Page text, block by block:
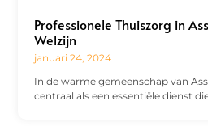
Professionele Thuiszorg in
Welzijn
januari 24, 2024
In de warme gemeenschap van
centraal als een essentiële dienst